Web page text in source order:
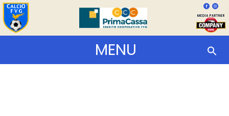
MEDIA PARTNER
MENU